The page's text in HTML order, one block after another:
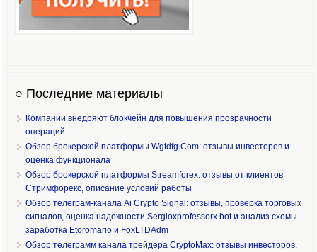
○ Последние материалы
Компании внедряют блокчейн для повышения прозрачности
операций
Обзор брокерской платформы Wgtdfg Com: отзывы инвесторов и
оценка функционала
Обзор брокерской платформы Streamforex: отзывы от клиентов
Стримфорекс, описание условий работы
Обзор телеграм-канала Ai Crypto Signal: отзывы, проверка торговых
сигналов, оценка надежности Sergioxprofessorx bot и анализ схемы
заработка Etoromario и FoxLTDAdm
Обзор телеграмм канала трейдера CryptoMax: отзывы инвесторов,